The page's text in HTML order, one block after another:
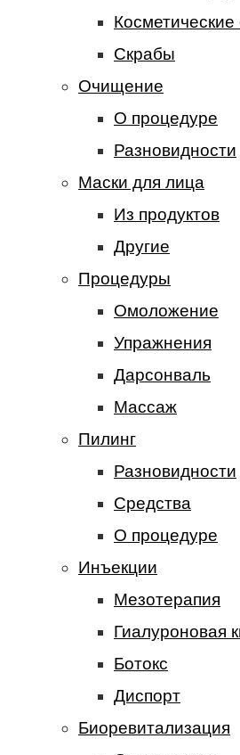
Косметические
Скрабы
Очищение
О процедуре
Разновидности
Маски для лица
Из продуктов
Другие
Процедуры
Омоложение
Упражнения
Дарсонваль
Массаж
Пилинг
Разновидности
Средства
О процедуре
Инъекции
Мезотерапия
Гиалуроновая
Ботокс
Диспорт
Биоревитализация